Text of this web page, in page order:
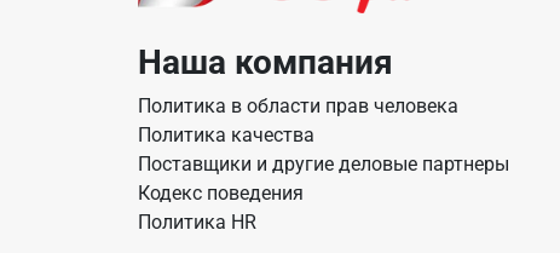
Наша компания
Политика в области прав человека
Политика качества
Поставщики и другие деловые партнеры
Кодекс поведения
Политика HR